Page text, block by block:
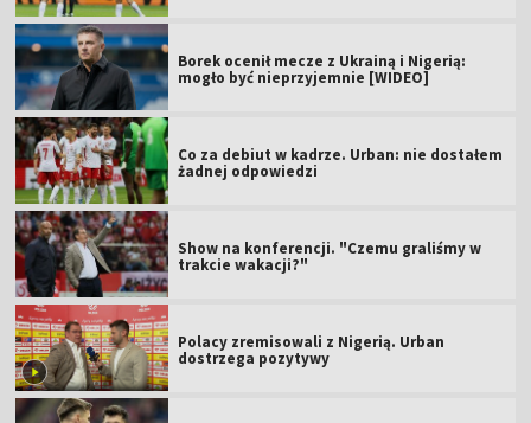
Borek ocenił mecze z Ukrainą i Nigerią:
mogło być nieprzyjemnie [WIDEO]
Co za debiut w kadrze. Urban: nie dostałem
żadnej odpowiedzi
Show na konferencji. "Czemu graliśmy w
trakcie wakacji?"
Polacy zremisowali z Nigerią. Urban
dostrzega pozytywy